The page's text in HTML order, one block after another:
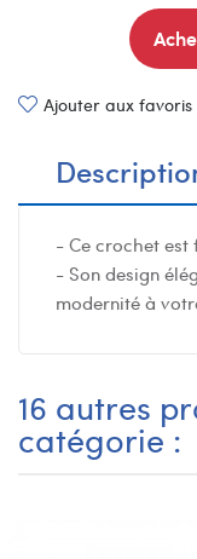
Ajouter aux favoris
- Ce crochet est
- Son design
modernité à
16 autres
catégorie :